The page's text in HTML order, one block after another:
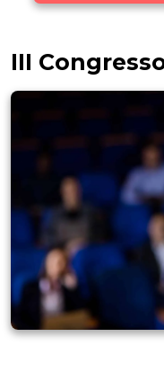
III